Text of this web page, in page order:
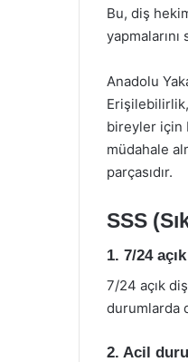
Bu, diş
yapmalarını
Anadolu
bireyler için
müdahale
parçasıdır.
SSS
1. 7/24
7/24 açık
durumlarda
2. Acil